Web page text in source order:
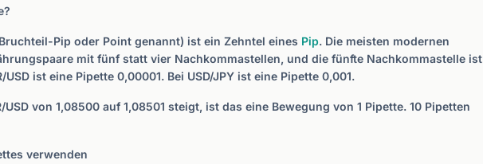
Pip oder Point genannt) ist ein Zehntel eines Pip. Die meisten modernen
mit fünf statt vier Nachkommastellen, und die fünfte Nachkommastelle ist
USD ist eine Pipette 0,00001. Bei USD/JPY ist eine Pipette 0,001.
USD von 1,08500 auf 1,08501 steigt, ist das eine Bewegung von 1 Pipette. 10 Pipetten
verwenden